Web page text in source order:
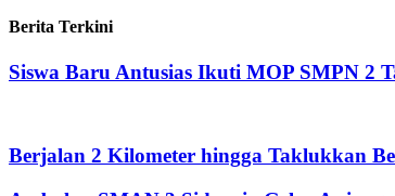
Berita Terkini
Siswa Baru Antusias Ikuti MOP SMPN 2
Berjalan 2 Kilometer hingga Taklukkan